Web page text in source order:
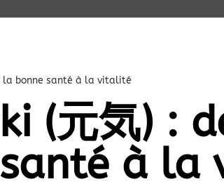
la bonne santé à la vitalité
(元気) :
santé à la